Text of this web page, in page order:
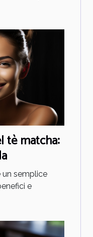
tè matcha:
un semplice
e